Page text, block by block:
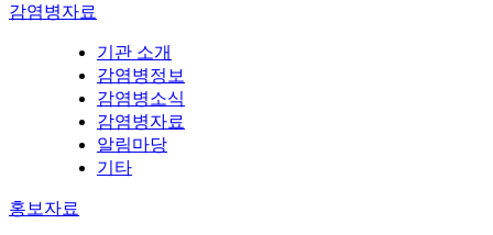
감염병자료
기관 소개
감염병정보
감염병소식
감염병자료
알림마당
기타
홍보자료